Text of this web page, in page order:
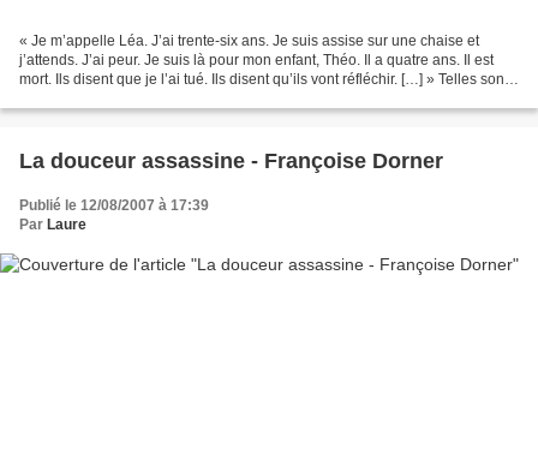
« Je m’appelle Léa. J’ai trente-six ans. Je suis assise sur une chaise et
j’attends. J’ai peur. Je suis là pour mon enfant, Théo. Il a quatre ans. Il est
mort. Ils disent que je l’ai tué. Ils disent qu’ils vont réfléchir. […] » Telles sont
La douceur assassine - Françoise Dorner
Publié le 12/08/2007 à 17:39
Par Laure